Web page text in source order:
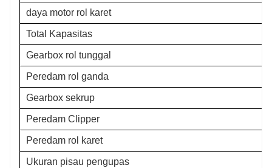
daya motor rol karet
Total Kapasitas
Gearbox rol tunggal
Peredam rol ganda
Gearbox sekrup
Peredam Clipper
Peredam rol karet
Ukuran pisau pengupas